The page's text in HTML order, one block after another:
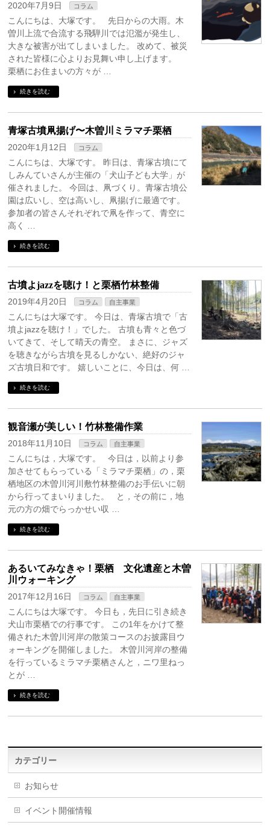
2020年7月9日 コラム
こんにちは、大塚です。 先日からの大雨。木
曽川上流で合流する飛騨川では氾濫が発生し、
大きな被害が出てしまいました。 改めて、被災
された皆様に心よりお見舞い申し上げます。
栗栖にお住まいの方々が …
続きを読む
青塚古墳凧揚げ〜木曽川ミラマチ栗栖
2020年1月12日 コラム
こんにちは、大塚です。 昨日は、青塚古墳にて
しみんていさんが主催の「犬山子ども大学」が
催されました。 今回は、凧づくり。青塚古墳公
園は広いし、空は高いし、凧揚げに最適です。
参加者の皆さんそれぞれで凧を作って、青空に
高く …
続きを読む
古墳よjazzを聴け！と栗栖竹林整備
2019年4月20日 コラム 自主事業
こんにちは大塚です。 今日は、青塚古墳で「古
墳よjazzを聴け！」でした。 古墳も青々と色づ
いてきて、そして晴天の青空。 まさに、ジャズ
を聴きながら古墳を見るしかない、絶好のジャ
ズ古墳日和です。 嬉しいことに、今日は、何 …
続きを読む
観音瀬が美しい！竹林整備作業
2018年11月10日 コラム 自主事業
こんにちは，大塚です。 今日は，以前より参
加させてもらっている「ミラマチ栗栖」の，栗
栖地区の木曽川河川敷竹林整備のお手伝いに朝
から行ってまいりました。 と，その前に，地
元の方の畑でらっかせい収 …
続きを読む
あるいてみなきゃ！栗栖 文化遺産と木曽
川ウォーキング
2017年12月16日 コラム 自主事業
こんにちは大塚です。 今日も，先日に引き続き
犬山市栗栖での行事です。 この1年をかけて整
備された木曽川河岸の散策コースのお披露目ウ
ォーキングを開催しました。 木曽川河岸の整備
を行っているミラマチ栗栖さんと，ニワ里ねっ
とが …
続きを読む
カテゴリー
お知らせ
イベント開催情報